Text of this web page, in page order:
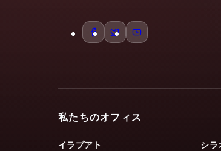
私たちのオフィス
イラプアト
シラ